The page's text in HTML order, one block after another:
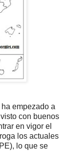
empezado a
con buenos
en vigor el
los actuales
lo que se